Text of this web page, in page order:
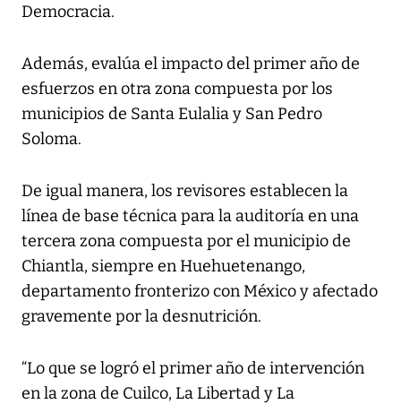
Democracia.
Además, evalúa el impacto del primer año de
esfuerzos en otra zona compuesta por los
municipios de Santa Eulalia y San Pedro
Soloma.
De igual manera, los revisores establecen la
línea de base técnica para la auditoría en una
tercera zona compuesta por el municipio de
Chiantla, siempre en Huehuetenango,
departamento fronterizo con México y afectado
gravemente por la desnutrición.
“Lo que se logró el primer año de intervención
en la zona de Cuilco, La Libertad y La